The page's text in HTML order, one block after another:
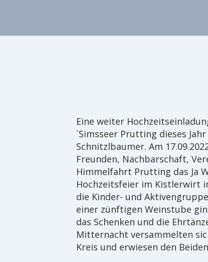
Eine weiter
´Simsseer Prutting dieses
Schnitzlbaumer. Am
Freunden, Nachbarschaft,
Himmelfahrt Prutting das Ja
Hochzeitsfeier im Kistlerwirt
die Kinder- und
einer zünftigen Weinstube
das Schenken und die
Mitternacht versammelten
Kreis und erwiesen den